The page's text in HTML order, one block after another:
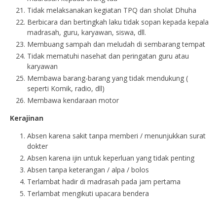
Tidak melaksanakan kegiatan TPQ dan sholat Dhuha
Berbicara dan bertingkah laku tidak sopan kepada kepala
madrasah, guru, karyawan, siswa, dll.
Membuang sampah dan meludah di sembarang tempat
Tidak mematuhi nasehat dan peringatan guru atau
karyawan
Membawa barang-barang yang tidak mendukung (
seperti Komik, radio, dll)
Membawa kendaraan motor
Kerajinan
Absen karena sakit tanpa memberi / menunjukkan surat
dokter
Absen karena ijin untuk keperluan yang tidak penting
Absen tanpa keterangan / alpa / bolos
Terlambat hadir di madrasah pada jam pertama
Terlambat mengikuti upacara bendera